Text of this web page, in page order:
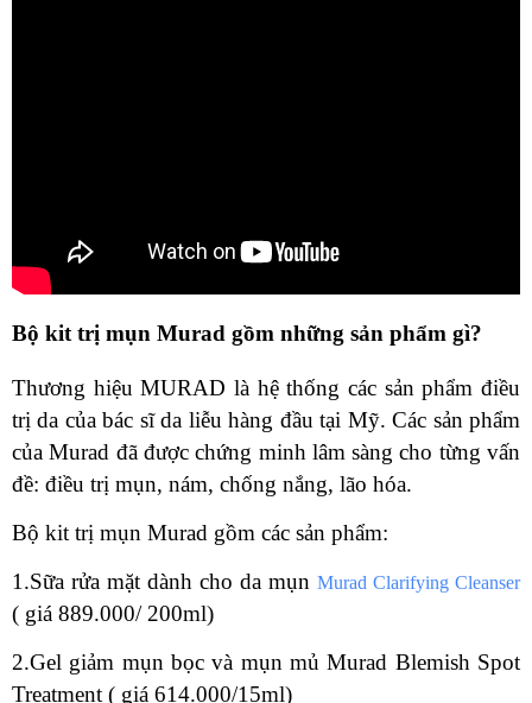
Bộ kit trị mụn Murad gồm những sản phẩm gì?
Thương hiệu MURAD là hệ thống các sản phẩm điều
trị da của bác sĩ da liễu hàng đầu tại Mỹ. Các sản phẩm
của Murad đã được chứng minh lâm sàng cho từng vấn
đề: điều trị mụn, nám, chống nắng, lão hóa.
Bộ kit trị mụn Murad gồm các sản phẩm:
1.Sữa rửa mặt dành cho da mụn Murad Clarifying Cleanser
( giá 889.000/ 200ml)
2.Gel giảm mụn bọc và mụn mủ Murad Blemish Spot
Treatment ( giá 614.000/15ml)